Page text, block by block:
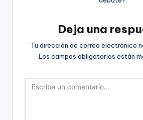
Deja una
Tu dirección de correo electrónico
Los campos obligatorios están